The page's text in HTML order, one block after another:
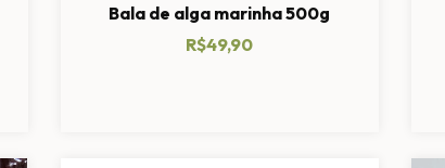
Bala de alga marinha 500g
R$49,90